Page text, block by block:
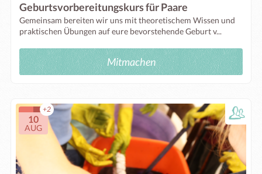
Geburtsvorbereitungskurs für Paare
Gemeinsam bereiten wir uns mit theoretischem Wissen und
praktischen Übungen auf eure bevorstehende Geburt v...
Mitmachen
10
AUG
+2